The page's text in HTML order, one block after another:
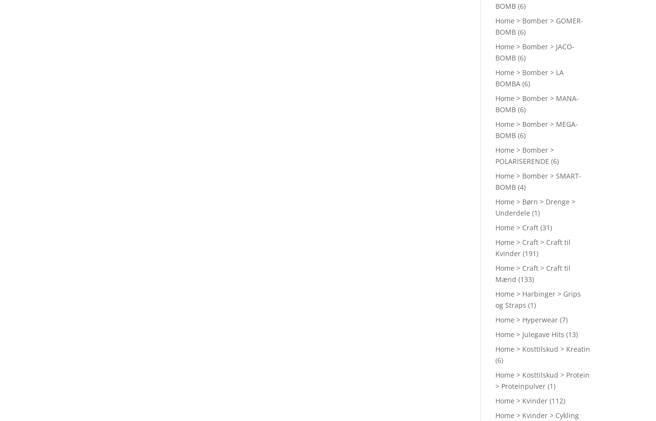
BOMB (6)
Home > Bomber > GOMER-
BOMB (6)
Home > Bomber > JACO-
BOMB (6)
Home > Bomber > LA
BOMBA (6)
Home > Bomber > MANA-
BOMB (6)
Home > Bomber > MEGA-
BOMB (6)
Home > Bomber >
POLARISERENDE (6)
Home > Bomber > SMART-
BOMB (4)
Home > Børn > Drenge >
Underdele (1)
Home > Craft (31)
Home > Craft > Craft til
Kvinder (191)
Home > Craft > Craft til
Mænd (133)
Home > Harbinger > Grips
og Straps (1)
Home > Hyperwear (7)
Home > Julegave Hits (13)
Home > Kosttilskud > Kreatin
(6)
Home > Kosttilskud > Protein
> Proteinpulver (1)
Home > Kvinder (112)
Home > Kvinder > Cykling